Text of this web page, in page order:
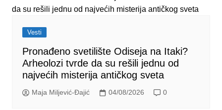
Vesti
Pronađeno svetilište Odiseja na Itaki?
Arheolozi tvrde da su rešili jednu od
najvećih misterija antičkog sveta
Maja Miljević-Đajić 04/08/2026 0